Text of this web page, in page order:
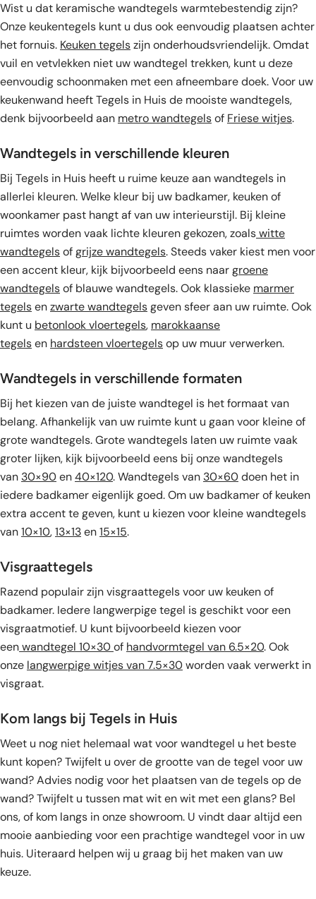
Wist u dat keramische wandtegels warmtebestendig zijn?
Onze keukentegels kunt u dus ook eenvoudig plaatsen achter
het fornuis. Keuken tegelszijn onderhoudsvriendelijk. Omdat
vuil en vetvlekken niet uw wandtegel trekken, kunt u deze
eenvoudig schoonmaken met een afneembare doek. Voor uw
keukenwand heeft Tegels in Huis de mooiste wandtegels,
denk bijvoorbeeld aan metro wandtegelsof Friese witjes.
Wandtegels in verschillende kleuren
Bij Tegels in Huis heeft u ruime keuze aan wandtegels in
allerlei kleuren. Welke kleur bij uw badkamer, keuken of
woonkamer past hangt af van uw interieurstijl. Bij kleine
ruimtes worden vaak lichte kleuren gekozen, zoalswitte
wandtegelsofgrijze wandtegels. Steeds vaker kiest men voor
een accent kleur, kijk bijvoorbeeld eens naargroene
wandtegelsof blauwe wandtegels. Ook klassieke marmer
tegelsenzwarte wandtegelsgeven sfeer aan uw ruimte. Ook
kunt u betonlook vloertegels, marokkaanse
tegelsen hardsteen vloertegelsop uw muur verwerken.
Wandtegels in verschillende formaten
Bij het kiezen van de juiste wandtegel is het formaat van
belang. Afhankelijk van uw ruimte kunt u gaan voor kleine of
grote wandtegels. Grote wandtegels laten uw ruimte vaak
groter lijken, kijk bijvoorbeeld eens bij onze wandtegels
van 30×90en40×120. Wandtegels van 30×60doen het in
iedere badkamer eigenlijk goed. Om uw badkamer of keuken
extra accent te geven, kunt u kiezen voor kleine wandtegels
van10×10,13×13en15×15.
Visgraattegels
Razend populair zijn visgraattegels voor uw keuken of
badkamer. Iedere langwerpige tegel is geschikt voor een
visgraatmotief. U kunt bijvoorbeeld kiezen voor
eenwandtegel 10×30of handvormtegel van 6.5×20. Ook
onze langwerpige witjes van 7.5×30worden vaak verwerkt in
visgraat.
Kom langs bij Tegels in Huis
Weet u nog niet helemaal wat voor wandtegel u het beste
kunt kopen? Twijfelt u over de grootte van de tegel voor uw
wand? Advies nodig voor het plaatsen van de tegels op de
wand? Twijfelt u tussen mat wit en wit met een glans? Bel
ons, of kom langs in onze showroom. U vindt daar altijd een
mooie aanbieding voor een prachtige wandtegel voor in uw
huis. Uiteraard helpen wij u graag bij het maken van uw
keuze.